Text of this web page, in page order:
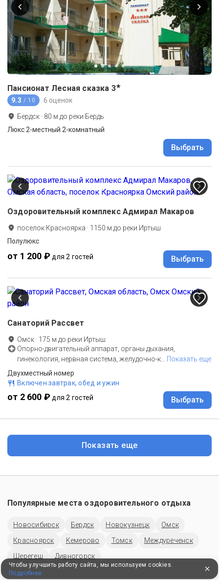
Пансионат Лесная сказка 3★
9.3 / 10 6 оценок
Бердск · 80 м до реки Бердь
Люкс 2-местный 2-комнатный
Выбрать
Оздоровительный комплекс Адмирал Макаров
поселок Красноярка · 1150 м до реки Иртыш
Полулюкс
от 1 200 ₽ для 2 гостей Выбрать
Санаторий Рассвет
Омск · 175 м до реки Иртыш
Опорно-двигательный аппарат, органы дыхания,
гинекология, нервная система, желудочно-к
Показать еще
Двухместный номер
Включен завтрак, обед и ужин
от 2 600 ₽ для 2 гостей Выбрать
Показать еще
Популярные места оздоровительного отдыха
Новосибирск Бердск Новокузнецк
Омск
Красноярск
Кемерово Томск
Междуреченск
Шерегеш
Дивногорск
Чтобы улучшить работу сайта, мы используем cookies.
Подробнее